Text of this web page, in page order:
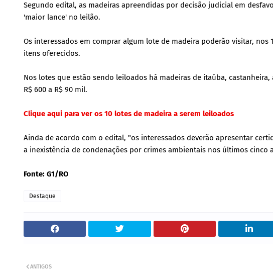
Segundo edital, as madeiras apreendidas por decisão judicial em
'maior lance' no leilão.
Os interessados em comprar algum lote de madeira poderão visitar, nos
itens oferecidos.
Nos lotes que estão sendo leiloados há madeiras de itaúba,
R$ 600 a R$ 90 mil.
Clique aqui para ver os 10 lotes de madeira a serem leiloados
Ainda de acordo com o edital, "os interessados deverão apresentar
a inexistência de condenações por crimes ambientais nos últimos cinco
Fonte: G1/RO
Destaque
ANTIGOS